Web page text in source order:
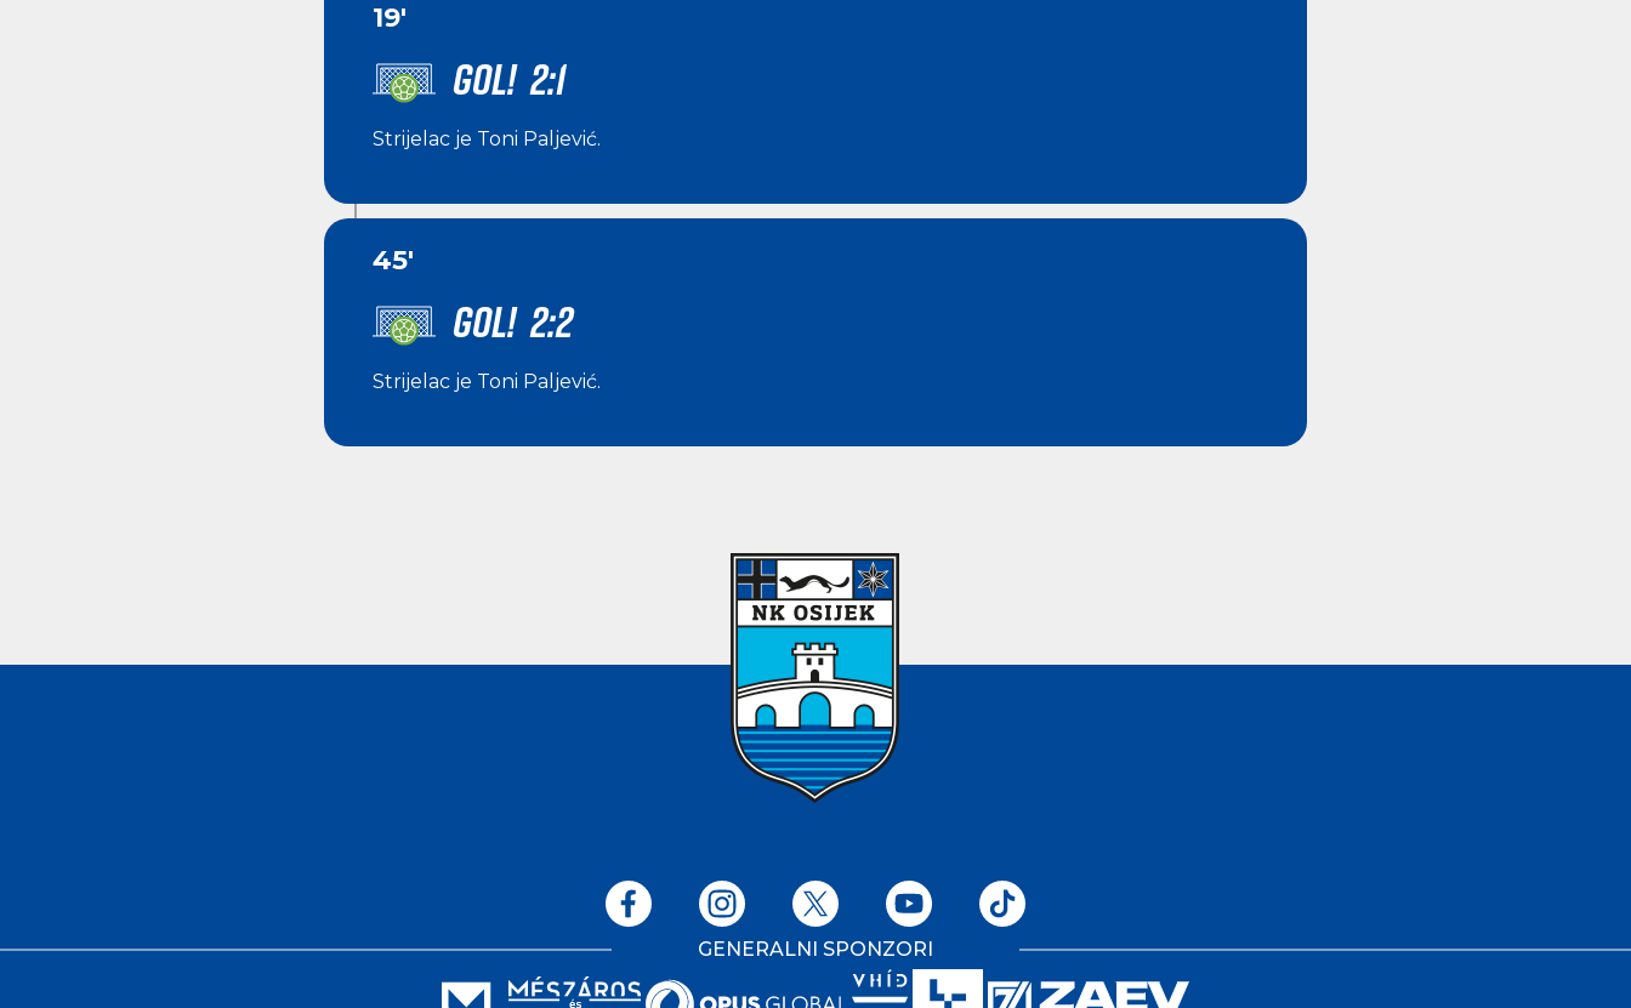
19'
GOL! 2:1
Strijelac je Toni Paljević.
45'
GOL! 2:2
Strijelac je Toni Paljević.
GENERALNI SPONZORI